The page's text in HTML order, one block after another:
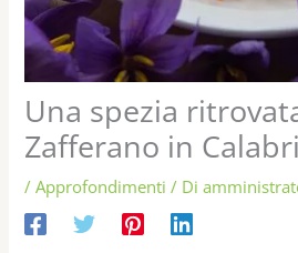
Una spezia
Zafferano in
/Approfondimenti / Di